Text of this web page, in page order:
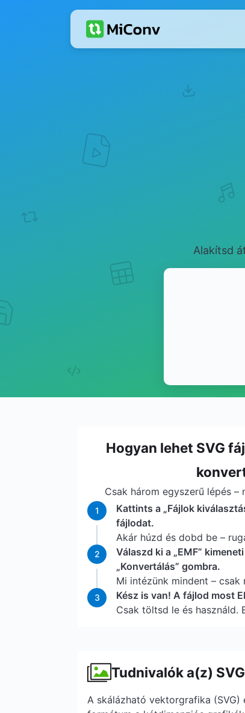
Alakítsd
Hogyan lehet SVG
Csak három egyszerű lépés –
1
Kattints a „Fájlok
fájlodat.
Akár húzd és dobd be –
2
Válaszd ki a „EMF”
„Konvertálás” gombra.
Mi intézünk mindent – csak
3
Kész is van! A fájlod most
Csak töltsd le és használd.
Tudnivalók a(z)
A skálázható vektorgrafika